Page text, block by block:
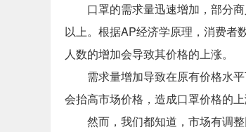
口罩的需求量迅速增加，部分
以上。根据AP经济学原理，消费者
人数的增加会导致其价格的上涨。
需求量增加导致在原有价格水
会抬高市场价格，造成口罩价格的上
然而，我们都知道，市场有调